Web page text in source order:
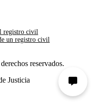
registro civil
un registro civil
reservados.
Justicia